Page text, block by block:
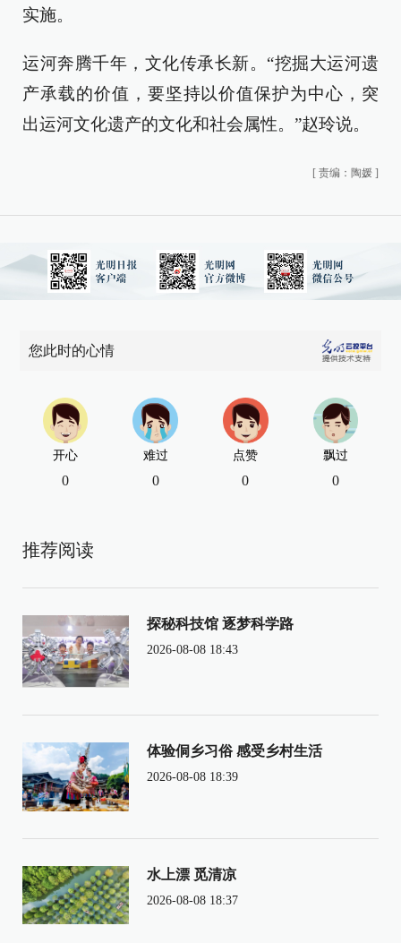
实施。
运河奔腾千年，文化传承长新。“挖掘大运河遗
产承载的价值，要坚持以价值保护为中心，突
出运河文化遗产的文化和社会属性。”赵玲说。
[ 责编：陶媛 ]
您此时的心情
开心
0
难过
0
点赞
0
飘过
0
推荐阅读
探秘科技馆 逐梦科学路
2026-08-08 18:43
体验侗乡习俗 感受乡村生活
2026-08-08 18:39
水上漂 觅清凉
2026-08-08 18:37